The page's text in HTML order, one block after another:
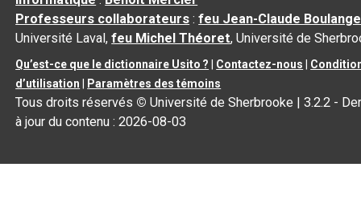
Professeurs collaborateurs :feu Jean-Claude
Université Laval,feu Michel Théoret, Université de
Qu’est-ce que le dictionnaire Usito ? Contactez-nous
d’utilisation
Paramètres des témoins
Tous droits réservés © Université de Sherbrooke |3.2.2 -
à jour du contenu :2026-08-03